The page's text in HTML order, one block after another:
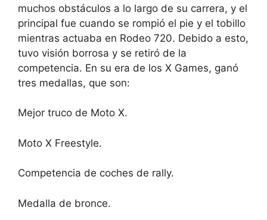
muchos obstáculos a lo largo de su carrera, y el
principal fue cuando se rompió el pie y el tobillo
mientras actuaba en Rodeo 720. Debido a esto,
tuvo visión borrosa y se retiró de la
competencia. En su era de los X Games, ganó
tres medallas, que son:
Mejor truco de Moto X.
Moto X Freestyle.
Competencia de coches de rally.
Medalla de bronce.